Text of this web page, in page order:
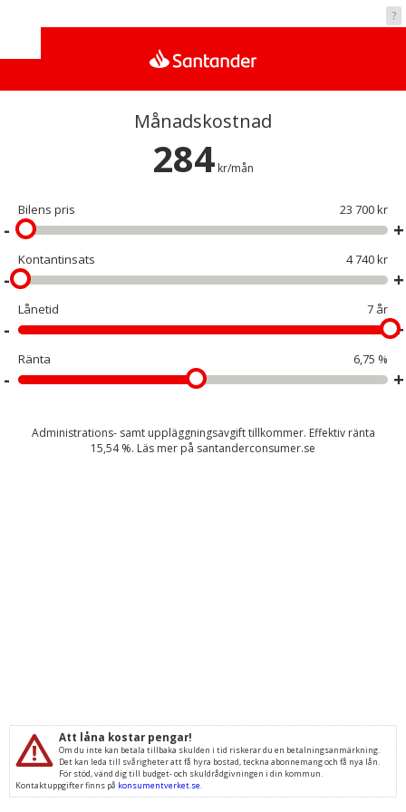
Månadskostnad
284 kr/mån
23 700 kr
Bilens pris
4 740 kr
Kontantinsats
7 år
Lånetid
6,75 %
Ränta
Administrations- samt uppläggningsavgift tillkommer. Effektiv ränta
15,54%. Läs mer på santanderconsumer.se
?
Att låna kostar pengar!
Om du inte kan betala tillbaka skulden i tid riskerar du en betalningsanmärkning.
Det kan leda till svårigheter att få hyra bostad, teckna abonnemang och få nya lån.
För stöd, vänd dig till budget- och skuldrådgivningen i din kommun.
Kontaktuppgifter finns på konsumentverket.se.